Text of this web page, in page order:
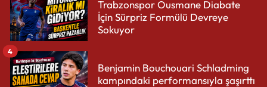
Trabzonspor Ousmane Diabate
İçin Sürpriz Formülü Devreye
Sokuyor
Benjamin Bouchouari Schladming
kampındaki performansıyla şaşırttı
4